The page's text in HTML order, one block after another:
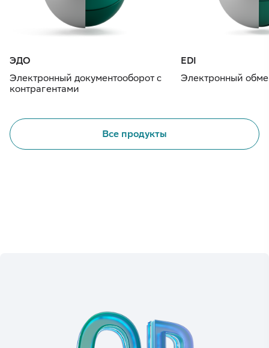
ЭДО
Электронный документооборот с
контрагентами
EDI
Электронный
Все продукты